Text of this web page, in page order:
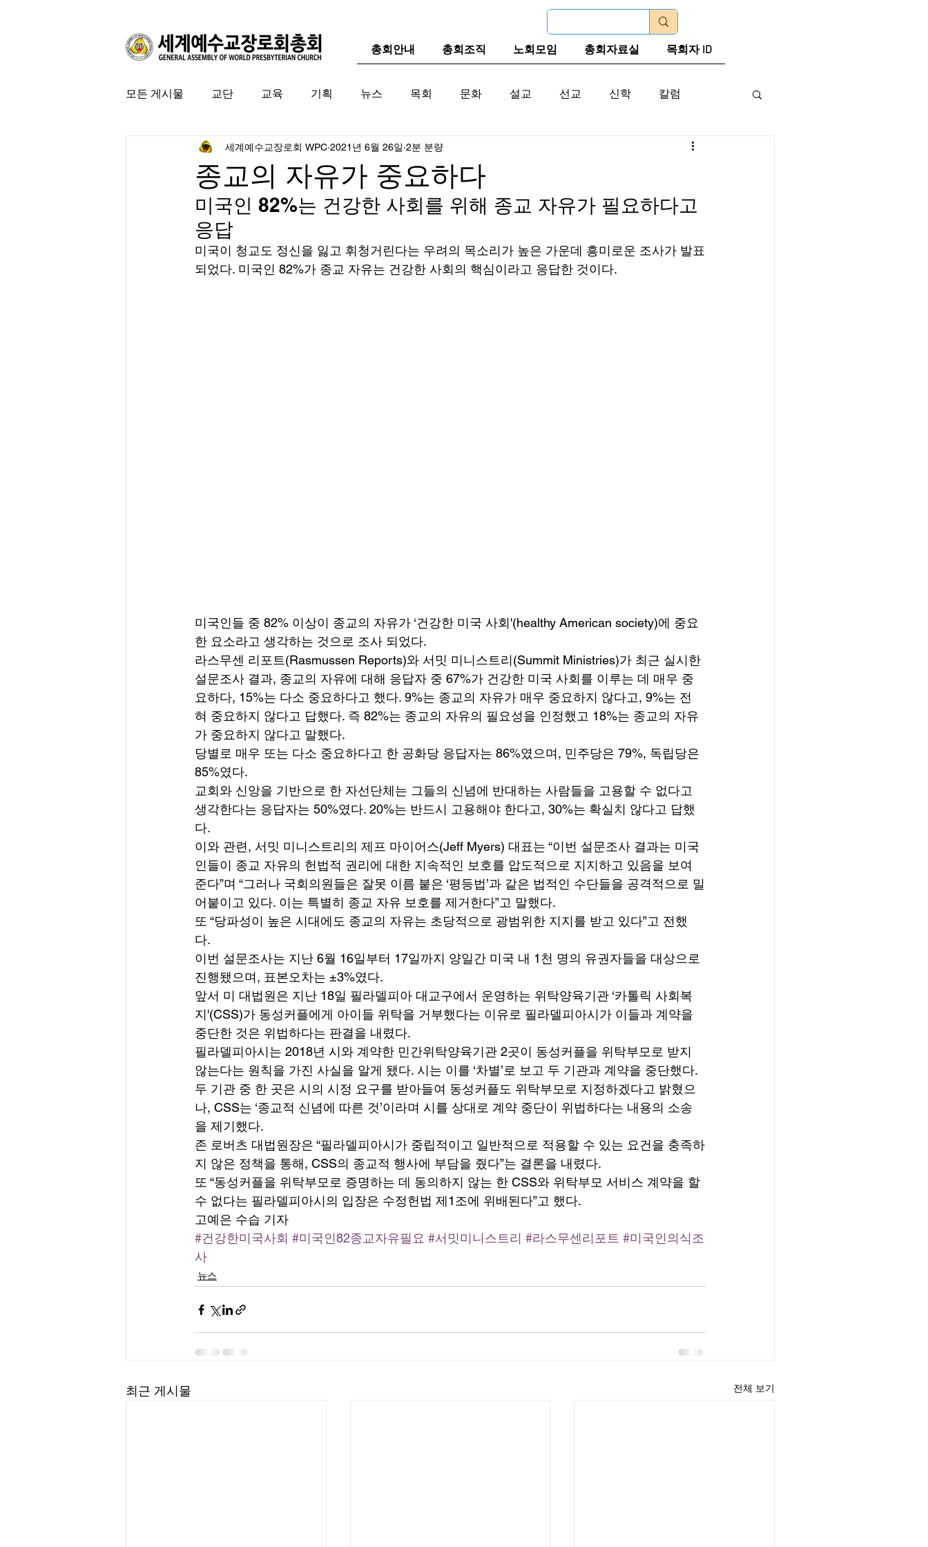
총회안내 총회조직 노회모임 총회자료실 목회자 ID
모든 게시물 교단 교육 기획 뉴스 목회 문화 설교 선교 신학 칼럼
특집 미국 교계 한국 교계 교단역사
종교의 자유가 중요하다
세계예수교장로회 WPC 2021년 6월 26일 2분 분량
미국인 82%는 건강한 사회를 위해 종교 자유가 필요하다고
응답
미국이 청교도 정신을 잃고 휘청거린다는 우려의 목소리가 높은 가운데 흥미로운 조사가 발표
되었다. 미국인 82%가 종교 자유는 건강한 사회의 핵심이라고 응답한 것이다.
미국인들 중 82% 이상이 종교의 자유가 ‘건강한 미국 사회'(healthy American society)에 중요
한 요소라고 생각하는 것으로 조사 되었다.
라스무센 리포트(Rasmussen Reports)와 서밋 미니스트리(Summit Ministries)가 최근 실시한
설문조사 결과, 종교의 자유에 대해 응답자 중 67%가 건강한 미국 사회를 이루는 데 매우 중
요하다, 15%는 다소 중요하다고 했다. 9%는 종교의 자유가 매우 중요하지 않다고, 9%는 전
혀 중요하지 않다고 답했다. 즉 82%는 종교의 자유의 필요성을 인정했고 18%는 종교의 자유
가 중요하지 않다고 말했다.
당별로 매우 또는 다소 중요하다고 한 공화당 응답자는 86%였으며, 민주당은 79%, 독립당은
85%였다.
교회와 신앙을 기반으로 한 자선단체는 그들의 신념에 반대하는 사람들을 고용할 수 없다고
생각한다는 응답자는 50%였다. 20%는 반드시 고용해야 한다고, 30%는 확실치 않다고 답했
다.
이와 관련, 서밋 미니스트리의 제프 마이어스(Jeff Myers) 대표는 “이번 설문조사 결과는 미국
인들이 종교 자유의 헌법적 권리에 대한 지속적인 보호를 압도적으로 지지하고 있음을 보여
준다”며 “그러나 국회의원들은 잘못 이름 붙은 ‘평등법’과 같은 법적인 수단들을 공격적으로 밀
어붙이고 있다. 이는 특별히 종교 자유 보호를 제거한다”고 말했다.
또 “당파성이 높은 시대에도 종교의 자유는 초당적으로 광범위한 지지를 받고 있다”고 전했
다.
이번 설문조사는 지난 6월 16일부터 17일까지 양일간 미국 내 1천 명의 유권자들을 대상으로
진행됐으며, 표본오차는 ±3%였다.
앞서 미 대법원은 지난 18일 필라델피아 대교구에서 운영하는 위탁양육기관 ‘카톨릭 사회복
지'(CSS)가 동성커플에게 아이들 위탁을 거부했다는 이유로 필라델피아시가 이들과 계약을
중단한 것은 위법하다는 판결을 내렸다.
필라델피아시는 2018년 시와 계약한 민간위탁양육기관 2곳이 동성커플을 위탁부모로 받지
않는다는 원칙을 가진 사실을 알게 됐다. 시는 이를 ‘차별’로 보고 두 기관과 계약을 중단했다.
두 기관 중 한 곳은 시의 시정 요구를 받아들여 동성커플도 위탁부모로 지정하겠다고 밝혔으
나, CSS는 ‘종교적 신념에 따른 것’이라며 시를 상대로 계약 중단이 위법하다는 내용의 소송
을 제기했다.
존 로버츠 대법원장은 “필라델피아시가 중립적이고 일반적으로 적용할 수 있는 요건을 충족하
지 않은 정책을 통해, CSS의 종교적 행사에 부담을 줬다”는 결론을 내렸다.
또 “동성커플을 위탁부모로 증명하는 데 동의하지 않는 한 CSS와 위탁부모 서비스 계약을 할
수 없다는 필라델피아시의 입장은 수정헌법 제1조에 위배된다”고 했다.
고예은 수습 기자
#건강한미국사회 #미국인82종교자유필요 #서밋미니스트리 #라스무센리포트 #미국인의식조
사
뉴스
최근 게시물 전체 보기